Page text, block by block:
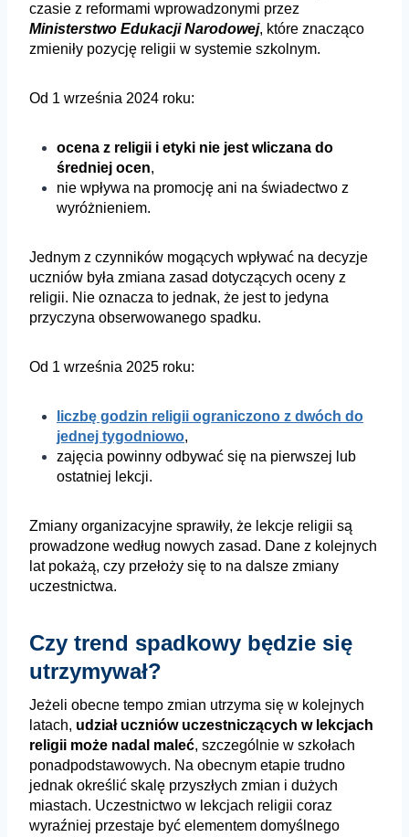
czasie z reformami wprowadzonymi przez
Ministerstwo Edukacji Narodowej, które znacząco
zmieniły pozycję religii w systemie szkolnym.
Od 1 września 2024 roku:
ocena z religii i etyki nie jest wliczana do
średniej ocen,
nie wpływa na promocję ani na świadectwo z
wyróżnieniem.
Jednym z czynników mogących wpływać na decyzje
uczniów była zmiana zasad dotyczących oceny z
religii. Nie oznacza to jednak, że jest to jedyna
przyczyna obserwowanego spadku.
Od 1 września 2025 roku:
liczbę godzin religii ograniczono z dwóch do
jednej tygodniowo,
zajęcia powinny odbywać się na pierwszej lub
ostatniej lekcji.
Zmiany organizacyjne sprawiły, że lekcje religii są
prowadzone według nowych zasad. Dane z kolejnych
lat pokażą, czy przełoży się to na dalsze zmiany
uczestnictwa.
Czy trend spadkowy będzie się
utrzymywał?
Jeżeli obecne tempo zmian utrzyma się w kolejnych
latach, udział uczniów uczestniczących w lekcjach
religii może nadal maleć, szczególnie w szkołach
ponadpodstawowych. Na obecnym etapie trudno
jednak określić skalę przyszłych zmian i dużych
miastach. Uczestnictwo w lekcjach religii coraz
wyraźniej przestaje być elementem domyślnego